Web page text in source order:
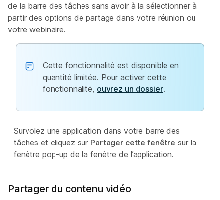
de la barre des tâches sans avoir à la sélectionner à
partir des options de partage dans votre réunion ou
votre webinaire.
Cette fonctionnalité est disponible en
quantité limitée. Pour activer cette
fonctionnalité, ouvrez un dossier.
Survolez une application dans votre barre des
tâches et cliquez sur Partager cette fenêtre sur la
fenêtre pop-up de la fenêtre de l’application.
Partager du contenu vidéo